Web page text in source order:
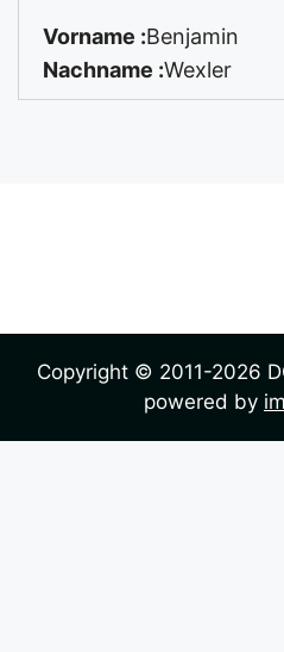
Vorname :Benjamin
Nachname :Wexler
Copyright © 2011-2026
powered by